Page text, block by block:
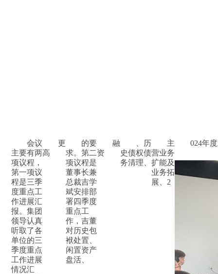
会议
主要有两
项议程，
第一项议
程是三季
度重点工
作进展汇
报。集团
领导认真
听取了各
单位的三
季度重点
工作进展
情况汇
更
高
的要
求。第二
项议程是
董事长兼
总裁吉学
斌安排部
署四季度
重点工
作，吉董
对历史包
袱处置、
闲置资产
盘活、
融
资
、历
史债权债
务清理、
主
营业务
扩能及
业务拓
展、 2
024年